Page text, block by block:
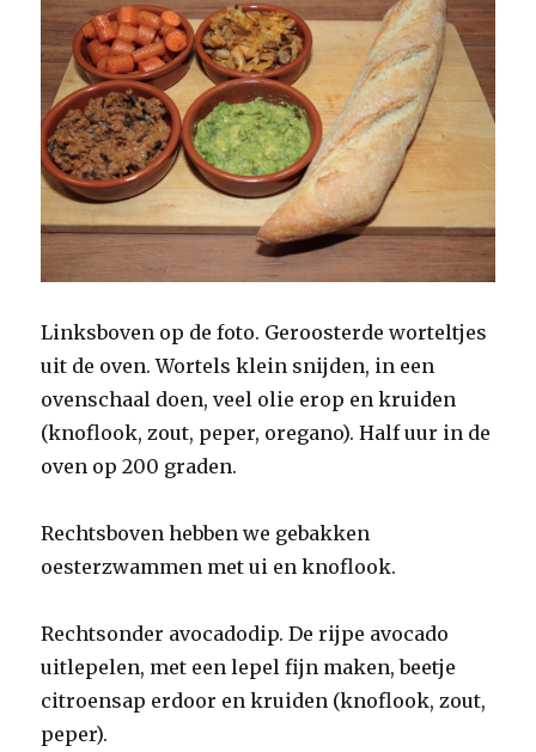
Linksboven op de foto. Geroosterde worteltjes
uit de oven. Wortels klein snijden, in een
ovenschaal doen, veel olie erop en kruiden
(knoflook, zout, peper, oregano). Half uur in de
oven op 200 graden.
Rechtsboven hebben we gebakken
oesterzwammen met ui en knoflook.
Rechtsonder avocadodip. De rijpe avocado
uitlepelen, met een lepel fijn maken, beetje
citroensap erdoor en kruiden (knoflook, zout,
peper).